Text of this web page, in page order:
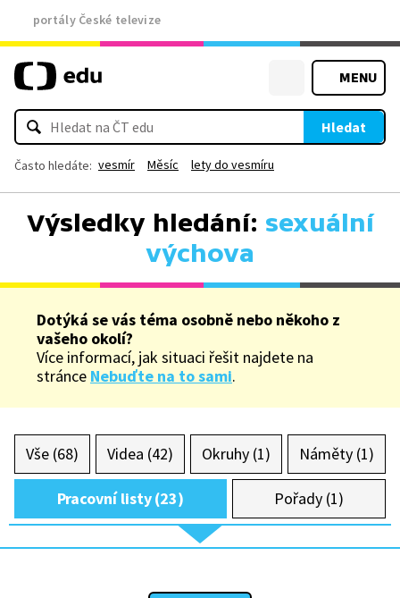
portály České televize
MENU
Hledat
Často hledáte: vesmír Měsíc lety do vesmíru
Výsledky hledání: sexuální
výchova
Dotýká se vás téma osobně nebo někoho z
vašeho okolí?
Více informací, jak situaci řešit najdete na
stránce Nebuďte na to sami.
Vše (68) Videa (42) Okruhy (1) Náměty (1)
Pracovní listy (23) Pořady (1)